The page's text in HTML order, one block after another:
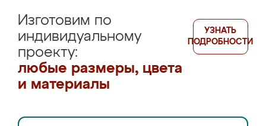
Изготовим по
индивидуальному
проекту:
любые размеры, цвета
и материалы
УЗНАТЬ
ПОДРОБНОСТИ